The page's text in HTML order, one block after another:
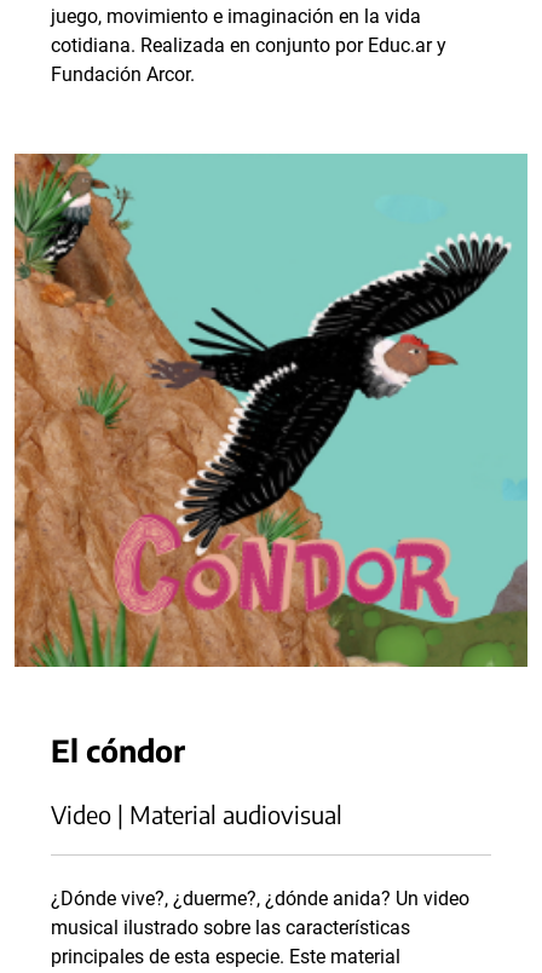
juego, movimiento e imaginación en la vida
cotidiana. Realizada en conjunto por Educ.ar y
Fundación Arcor.
El cóndor
Video | Material audiovisual
¿Dónde vive?, ¿duerme?, ¿dónde anida? Un video
musical ilustrado sobre las características
principales de esta especie. Este material